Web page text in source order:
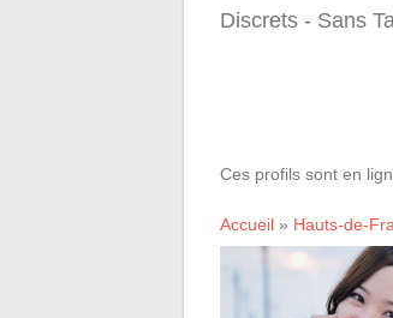
Discrets - Sans
Ces profils sont en
Accueil » Hauts-de-